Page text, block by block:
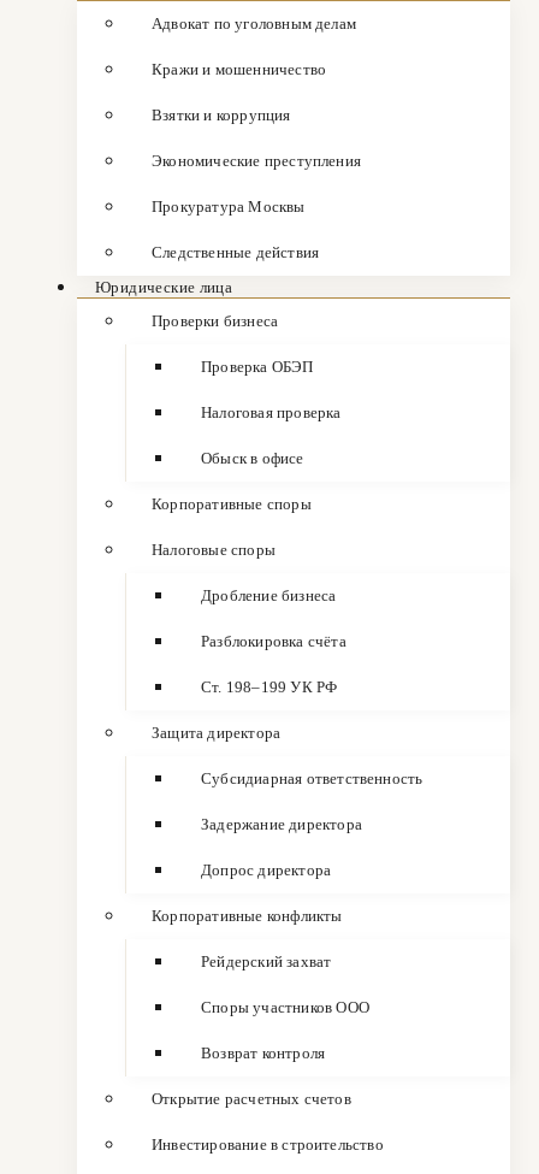
Адвокат по уголовным делам
Кражи и мошенничество
Взятки и коррупция
Экономические преступления
Прокуратура Москвы
Следственные действия
Юридические лица
Проверки бизнеса
Проверка ОБЭП
Налоговая проверка
Обыск в офисе
Корпоративные споры
Налоговые споры
Дробление бизнеса
Разблокировка счёта
Ст. 198–199 УК РФ
Защита директора
Субсидиарная ответственность
Задержание директора
Допрос директора
Корпоративные конфликты
Рейдерский захват
Споры участников ООО
Возврат контроля
Открытие расчетных счетов
Инвестирование в строительство